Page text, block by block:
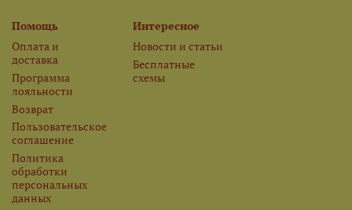
Помощь
Оплата и
доставка
Программа
лояльности
Возврат
Пользовательское
соглашение
Политика
обработки
персональных
данных
Интересное
Новости и статьи
Бесплатные
схемы